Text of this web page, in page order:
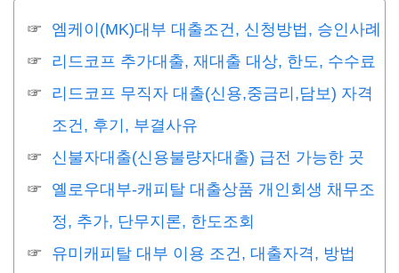
엠케이(MK)대부 대출조건, 신청방법, 승인사례
리드코프 추가대출, 재대출 대상, 한도, 수수료
리드코프 무직자 대출(신용,중금리,담보) 자격
조건, 후기, 부결사유
신불자대출(신용불량자대출) 급전 가능한 곳
옐로우대부-캐피탈 대출상품 개인회생 채무조
정, 추가, 단무지론, 한도조회
유미캐피탈 대부 이용 조건, 대출자격, 방법